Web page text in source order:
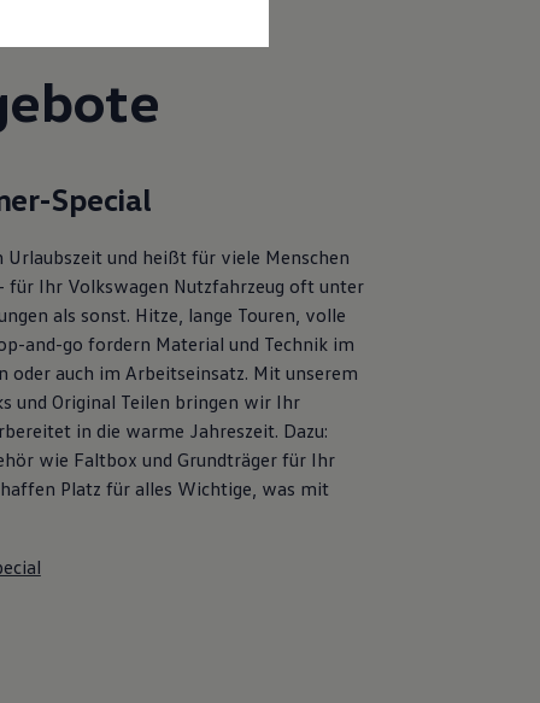
Special
Urlaubszeit und heißt für viele Menschen
für Ihr Volkswagen Nutzfahrzeug oft unter
als sonst. Hitze, lange Touren, volle
and-go fordern Material und Technik im
oder auch im Arbeitseinsatz. Mit unserem
und Original Teilen bringen wir Ihr
in die warme Jahreszeit. Dazu:
wie Faltbox und Grundträger für Ihr
Platz für alles Wichtige, was mit